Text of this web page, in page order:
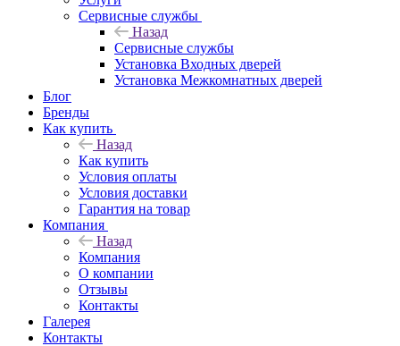
Сервисные службы
Назад
Сервисные службы
Установка Входных дверей
Установка Межкомнатных дверей
Блог
Бренды
Как купить
Назад
Как купить
Условия оплаты
Условия доставки
Гарантия на товар
Компания
Назад
Компания
О компании
Отзывы
Контакты
Галерея
Контакты